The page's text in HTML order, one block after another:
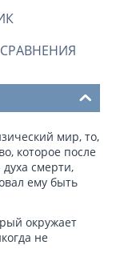
мир, то,
которое после
смерти,
ему быть
окружает
не